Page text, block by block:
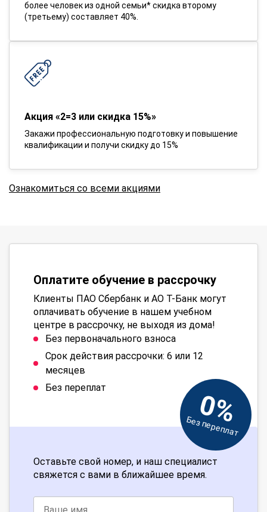
более человек из одной семьи* скидка второму
(третьему) составляет 40%.
Акция «2=3 или скидка 15%»
Закажи профессиональную подготовку и повышение
квалификации и получи скидку до 15%
Ознакомиться со всеми акциями
Оплатите обучение в рассрочку
Клиенты ПАО Сбербанк и АО Т-Банк могут
оплачивать обучение в нашем учебном
центре в рассрочку, не выходя из дома!
Без первоначального взноса
Срок действия рассрочки: 6 или 12
месяцев
Без переплат
0%
Без переплат
Оставьте свой номер, и наш специалист
свяжется с вами в ближайшее время.